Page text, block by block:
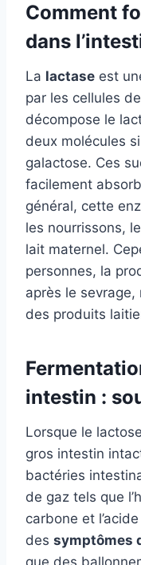
Comment
dans
La lactase est
par les cellules
décompose le
deux molécules
galactose. Ces
facilement
général, cette
les nourrissons,
lait maternel.
personnes, la
après le
des produits
intestin :
Lorsque le
gros intestin
bactéries
de gaz tels que
carbone et
des symptômes